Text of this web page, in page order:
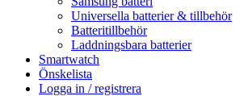
Universella batterier & tillbehör
Batteritillbehör
Laddningsbara batterier
Smartwatch
Önskelista
Logga in / registrera